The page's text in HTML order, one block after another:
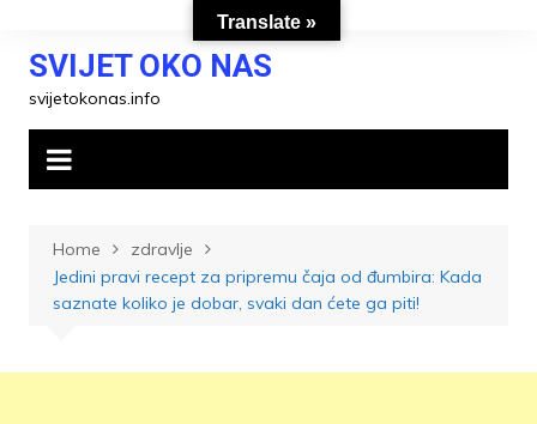
contentSVIJET OKO NAS
svijetokonas.info
Home
zdravlje
Jedini pravi recept za pripremu čaja od đumbira: Kada
saznate koliko je dobar, svaki dan ćete ga piti!
Translate »